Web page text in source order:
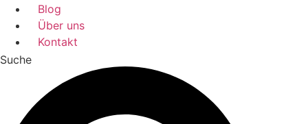
Blog
Über uns
Kontakt
Suche